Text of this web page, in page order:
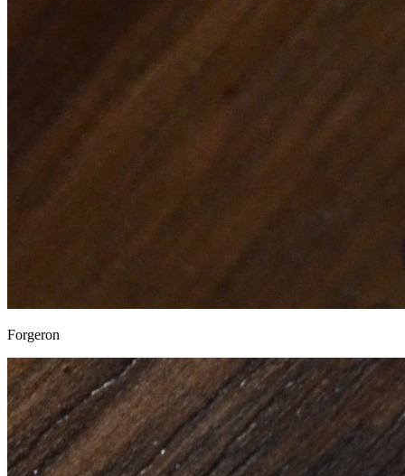
Forgeron